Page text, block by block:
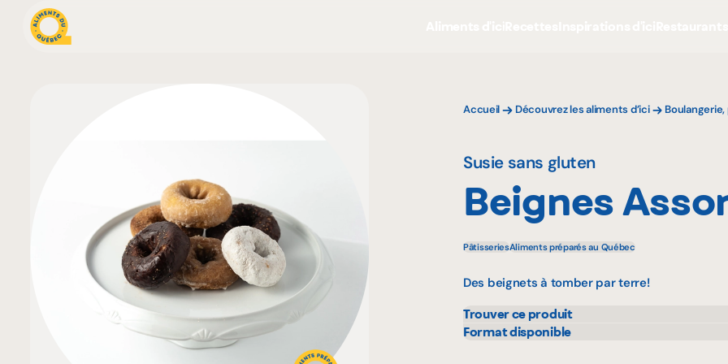
Accueil Découvrez les aliments d’ici
Susie sans gluten
Beignes
PâtisseriesAliments préparés au Québec
Des beignets à tomber par terre!
Trouver ce produit
IGA
Format disponible